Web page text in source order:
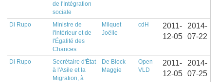
de l'Intégration
sociale
Di Rupo
Ministre de
l'Intérieur et de
l'Égalité des
Chances
Milquet
Joëlle
cdH
2011-
12-05
2014-
07-22
Di Rupo
Secrétaire d'État
à l'Asile et la
Migration, à
De Block
Maggie
Open
VLD
2011-
12-05
2014-
07-25